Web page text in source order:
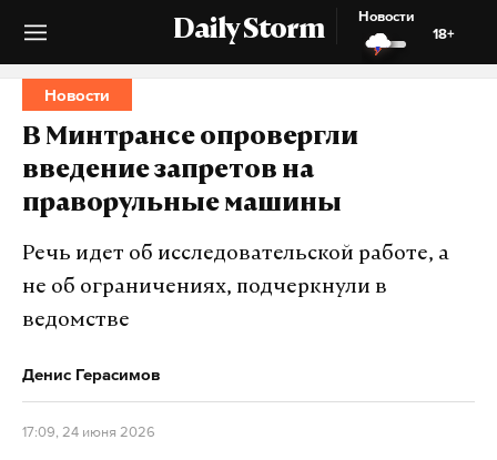
Daily Storm
Новости
18+
Новости
В Минтрансе опровергли
введение запретов на
праворульные машины
Речь идет об исследовательской работе, а
не об ограничениях, подчеркнули в
ведомстве
Денис Герасимов
17:09, 24 июня 2026